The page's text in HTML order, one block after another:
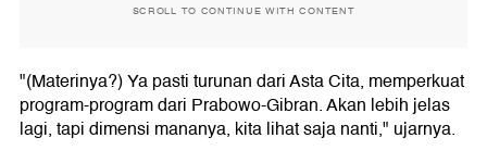
SCROLL TO CONTINUE WITH CONTENT
"(Materinya?) Ya pasti turunan dari Asta Cita, memperkuat
program-program dari Prabowo-Gibran. Akan lebih jelas
lagi, tapi dimensi mananya, kita lihat saja nanti," ujarnya.